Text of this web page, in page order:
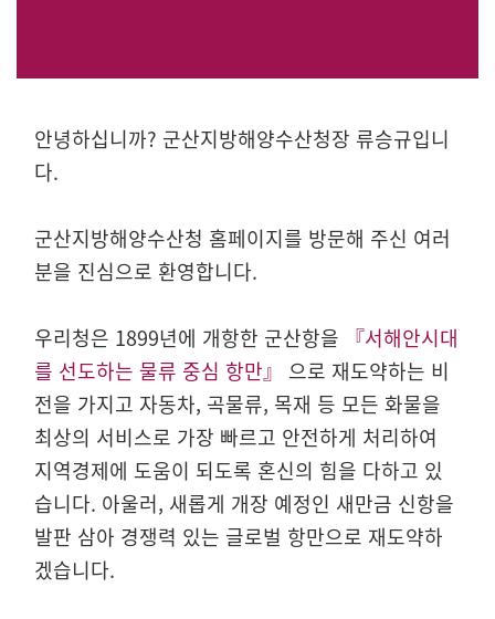
안녕하십니까? 군산지방해양수산청장 류승규입니
다.
군산지방해양수산청 홈페이지를 방문해 주신 여러
분을 진심으로 환영합니다.
우리청은 1899년에 개항한 군산항을 『서해안시대
를 선도하는 물류 중심 항만』 으로 재도약하는 비
전을 가지고 자동차, 곡물류, 목재 등 모든 화물을
최상의 서비스로 가장 빠르고 안전하게 처리하여
지역경제에 도움이 되도록 혼신의 힘을 다하고 있
습니다. 아울러, 새롭게 개장 예정인 새만금 신항을
발판 삼아 경쟁력 있는 글로벌 항만으로 재도약하
겠습니다.